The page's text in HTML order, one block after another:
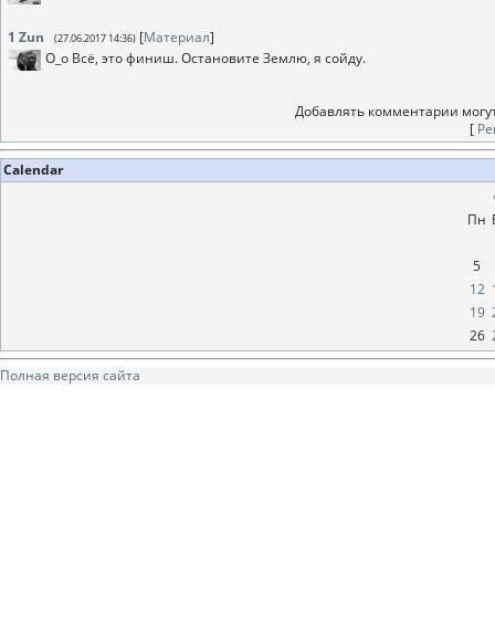
1 Zun (27.06.2017 14:36) [Материал]
О_о Всё, это финиш. Остановите Землю, я сойду.
Добавлять комментарии
[
Calendar
Пн
5
12
19
26
Полная версия сайта